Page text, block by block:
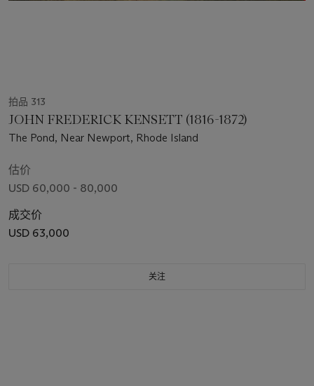
拍品 313
JOHN FREDERICK KENSETT (1816-1872)
The Pond, Near Newport, Rhode Island
估价
USD 60,000 - 80,000
成交价
USD 63,000
关注